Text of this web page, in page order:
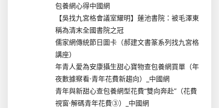
包養網心得中國網
【吳找九宮格會議室耀明】蓮池書院：被毛澤東
稱為清末全國書院之冠
儒家網傳統節日圖卡（郝建文書篆系列找九宮格
講座）
年青人愛為安康攝生甜心寶物查包養網買單（年
夜數據察看·青年花費新趨向）_中國網
青年與新甜心查包養網型花費“雙向奔赴”（花費
視窗·解碼青年花費③）_中國網